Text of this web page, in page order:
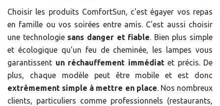
Choisir les produits ComfortSun, c'est égayer vos repas
en famille ou vos soirées entre amis. C'est aussi choisir
une technologie sans danger et fiable. Bien plus simple
et écologique qu'un feu de cheminée, les lampes vous
garantissent un réchauffement immédiatet précis. De
plus, chaque modèle peut être mobile et est donc
extrêmement simple à mettre en place. Nos nombreux
clients, particuliers comme professionnels (restaurants,